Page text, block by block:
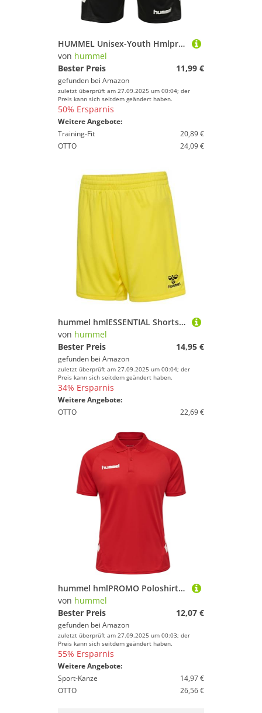
HUMMEL Unisex-Youth Hmlpromo Kids Bermuda Shorts, Schwarz, 116 EU
von hummel
Bester Preis
11,99 €
gefunden bei Amazon
zuletzt überprüft am 27.09.2025 um 00:04; der
Preis kann sich seitdem geändert haben.
50% Ersparnis
Weitere Angebote:
Training-Fit
20,89 €
OTTO
24,09 €
hummel hmlESSENTIAL Shorts Kids, Blazing Yellow, 116
von hummel
Bester Preis
14,95 €
gefunden bei Amazon
zuletzt überprüft am 27.09.2025 um 00:04; der
Preis kann sich seitdem geändert haben.
34% Ersparnis
Weitere Angebote:
OTTO
22,69 €
hummel hmlPROMO Poloshirt Kids F9001 rot, 12 (152) Kinder
von hummel
Bester Preis
12,07 €
gefunden bei Amazon
zuletzt überprüft am 27.09.2025 um 00:03; der
Preis kann sich seitdem geändert haben.
55% Ersparnis
Weitere Angebote:
Sport-Kanze
14,97 €
OTTO
26,56 €